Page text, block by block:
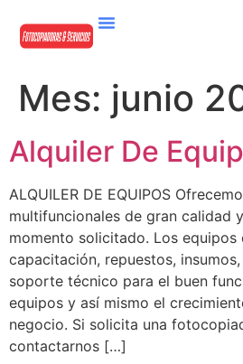
Mes: junio
Alquiler De
ALQUILER DE EQUIPOS
multifuncionales de gran calidad
momento solicitado. Los equipos
capacitación, repuestos,
soporte técnico para el buen
equipos y así mismo el
negocio. Si solicita una
contactarnos […]